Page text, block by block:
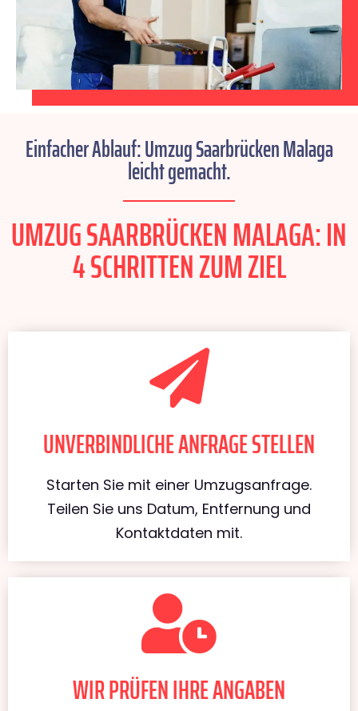
Einfacher Ablauf: Umzug Saarbrücken Malaga
leicht gemacht.
UMZUG SAARBRÜCKEN MALAGA: IN
4 SCHRITTEN ZUM ZIEL
UNVERBINDLICHE ANFRAGE STELLEN
Starten Sie mit einer Umzugsanfrage.
Teilen Sie uns Datum, Entfernung und
Kontaktdaten mit.
WIR PRÜFEN IHRE ANGABEN